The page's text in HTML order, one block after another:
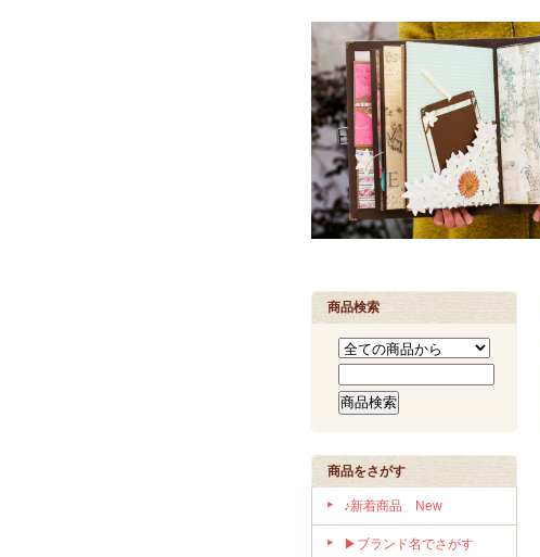
商品検索
商品をさがす
♪新着商品 New
▶ブランド名でさがす